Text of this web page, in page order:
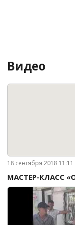
Видео
18 сентября 2018 11:11
МАСТЕР-КЛАСС